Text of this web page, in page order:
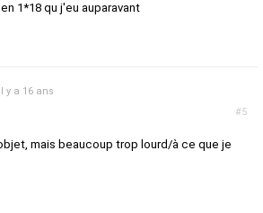
1*18 qu j'eu auparavant
#5
il y a 16 ans
mais beaucoup trop lourd/à ce que je